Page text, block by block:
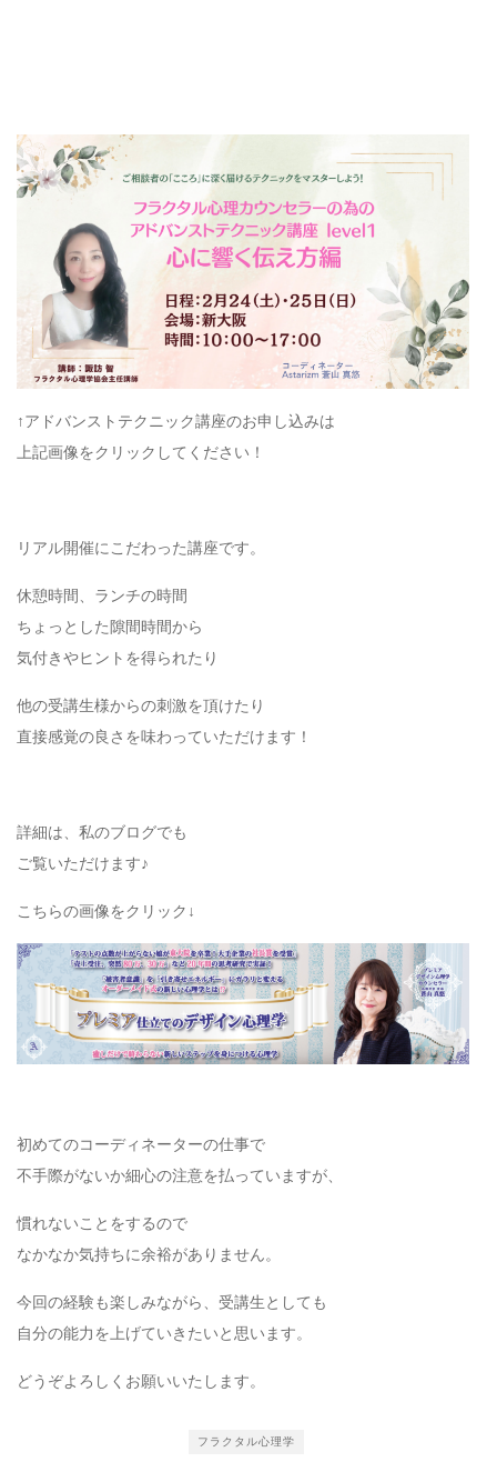
↑アドバンストテクニック講座のお申し込みは
上記画像をクリックしてください！
リアル開催にこだわった講座です。
休憩時間、ランチの時間
ちょっとした隙間時間から
気付きやヒントを得られたり
他の受講生様からの刺激を頂けたり
直接感覚の良さを味わっていただけます！
詳細は、私のブログでも
ご覧いただけます♪
こちらの画像をクリック↓
初めてのコーディネーターの仕事で
不手際がないか細心の注意を払っていますが、
慣れないことをするので
なかなか気持ちに余裕がありません。
今回の経験も楽しみながら、受講生としても
自分の能力を上げていきたいと思います。
どうぞよろしくお願いいたします。
フラクタル心理学